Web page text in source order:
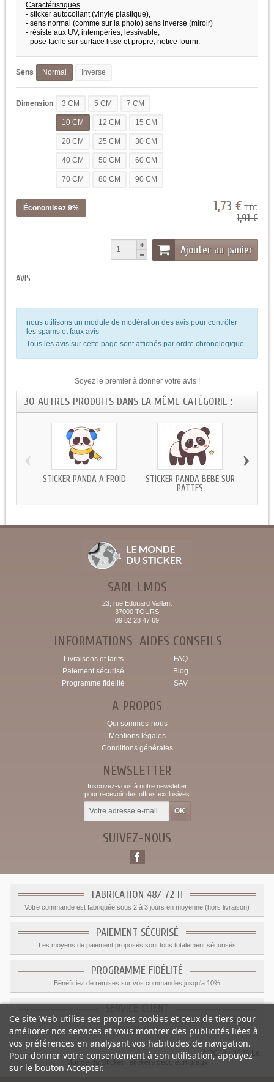
Caractéristiques
- sticker autocollant (vinyle plastique),
- sens normal (comme sur la photo) sens inverse (miroir)
- résiste aux UV, intempéries, lessivable,
- pose facile sur surface lisse et propre, notice fourni.
Sens Normal Inverse
Dimension 3 CM 5 CM 7 CM
10 CM 12 CM 15 CM
20 CM 25 CM 30 CM
40 CM 50 CM 60 CM
70 CM 80 CM 90 CM
Économisez 9% 1,73 € TTC
1,91 €
Ajouter au panier
AVIS
nous utilisons un module de modération des avis pour contrôler
les spams et faux avis
Tous les avis sur cette page sont affichés par ordre chronologique.
Soyez le premier à donner votre avis !
30 AUTRES PRODUITS DANS LA MÊME CATÉGORIE :
STICKER PANDA A FROID
STICKER PANDA BEBE SUR
PATTES
‹ ›
SARL LMDS
23, rue Edouard Vaillant
37000 TOURS
09 82 28 47 69
INFORMATIONS
Livraisons et tarifs
Paiement sécurisé
Programme fidélité
AIDES CONSEILS
FAQ
Blog
SAV
A PROPOS
Qui sommes-nous
Mentions légales
Conditions générales
NEWSLETTER
Inscrivez-vous à notre newsletter
pour recevoir des offres exclusives
SUIVEZ-NOUS
FABRICATION 48/ 72 H
Votre commande est fabriquée sous 2 à 3 jours en moyenne (hors livraison)
PAIEMENT SÉCURISÉ
Les moyens de paiement proposés sont tous totalement sécurisés
PROGRAMME FIDÉLITÉ
Bénéficiez de remises sur vos commandes jusqu'a 10%
Le service client est a votre disposition du lundi au vendredi de 8h à 17h
09.82.28.47.69.
© 2012 - 2026 Le
Monde du Sticker :
stickers déco et muraux
Ce site Web utilise ses propres cookies et ceux de tiers pour
améliorer nos services et vous montrer des publicités liées à
vos préférences en analysant vos habitudes de navigation.
Pour donner votre consentement à son utilisation, appuyez
sur le bouton Accepter.